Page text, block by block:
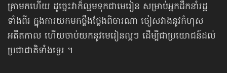
គ្រាមកហើយ ដូច្នេះវាក៏ល្មមទុកជាមេរៀន សម្រាប់អ្នកដឹកនាំរដ្ឋ
ទាំងពីរ ក្នុងការយកមក​ថ្លឹងថ្លែង​ពិចារណា ចៀសវាង​នូវកំហុស
អតីតកាល ហើយចាប់យក​នូវមេរៀនល្អៗ ដើម្បីជាប្រយោជន៍​ដល់
ប្រជាជាតិទាំងទ្វេរ ។